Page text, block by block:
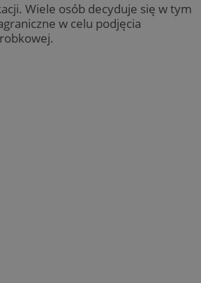
Wiele osób decyduje się w tym
w celu podjęcia